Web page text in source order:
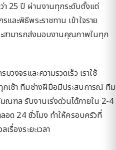
า 25 ปี ผ่านงานทุกระดับตั้งแต่
ละพิธีพระราชทาน เข้าใจราย
สามารถส่งมอบงานคุณภาพในทุก
งจรและความรวดเร็ว เราใช้
เช้า ทีมช่างฝีมือมีประสบการณ์ ทีม
ฑล รับงานเร่งด่วนได้ภายใน 2-4
อด 24 ชั่วโมง ทำให้ครอบครัวที่
รื่องระยะเวลา